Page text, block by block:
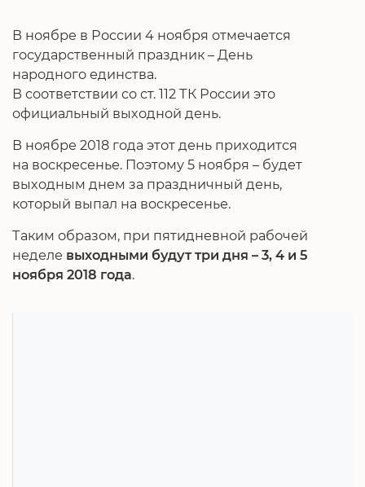
В ноябре в России 4 ноября отмечается
государственный праздник – День
народного единства.
В соответствии со ст. 112 ТК России это
официальный выходной день.
В ноябре 2018 года этот день приходится
на воскресенье. Поэтому 5 ноября – будет
выходным днем за праздничный день,
который выпал на воскресенье.
Таким образом, при пятидневной рабочей
неделе выходными будут три дня – 3, 4 и 5
ноября 2018 года.